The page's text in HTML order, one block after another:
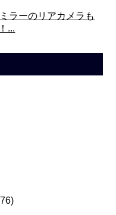
ラーのリアカメラも
...